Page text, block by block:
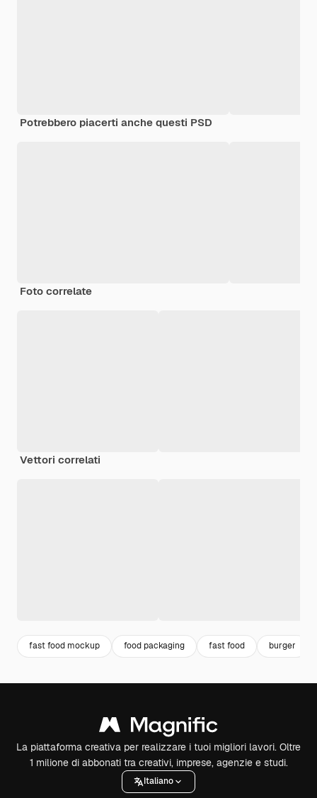
Potrebbero piacerti anche questi PSD
Foto correlate
Vettori correlati
fast food mockup food packaging fast food burger
La piattaforma creativa per realizzare i tuoi migliori lavori. Oltre
1 milione di abbonati tra creativi, imprese, agenzie e studi.
Italiano